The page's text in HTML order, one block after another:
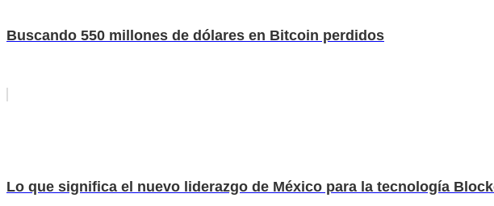
Buscando 550 millones de dólares en Bitcoin perdidos
Lo que significa el nuevo liderazgo de México para la tecnología